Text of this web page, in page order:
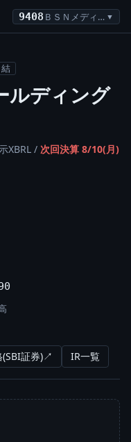
9408 ＢＳＮメディアホールディングス ▼
ルディング
XBRL / 次回決算 8/10(月)
(SBI証券)↗ IR一覧